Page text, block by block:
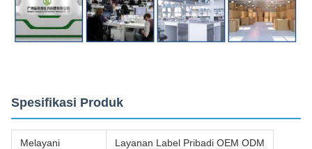
Spesifikasi Produk
Melayani Layanan Label Pribadi OEM ODM